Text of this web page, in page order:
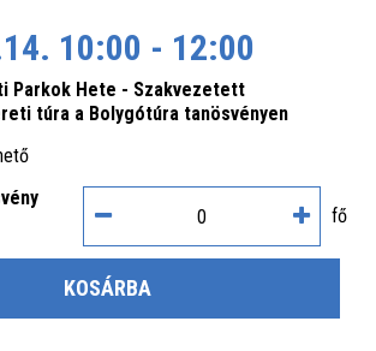
10:00 - 12:00
Parkok Hete - Szakvezetett
túra a Bolygótúra tanösvényen
fő
KOSÁRBA